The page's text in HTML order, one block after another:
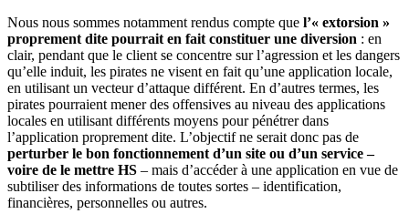
Nous nous sommes notamment rendus compte que l’« extorsion »
proprement dite pourrait en fait constituer une diversion : en
clair, pendant que le client se concentre sur l’agression et les dangers
qu’elle induit, les pirates ne visent en fait qu’une application locale,
en utilisant un vecteur d’attaque différent. En d’autres termes, les
pirates pourraient mener des offensives au niveau des applications
locales en utilisant différents moyens pour pénétrer dans
l’application proprement dite. L’objectif ne serait donc pas de
perturber le bon fonctionnement d’un site ou d’un service –
voire de le mettre HS – mais d’accéder à une application en vue de
subtiliser des informations de toutes sortes – identification,
financières, personnelles ou autres.